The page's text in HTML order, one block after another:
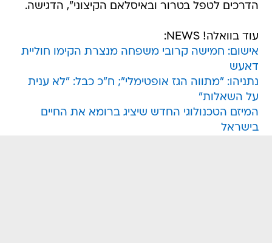
הדרכים לטפל בטרור ובאיסלאם הקיצוני", הדגישה.
עוד בוואלה! NEWS:
אישום: חמישה קרובי משפחה מנצרת הקימו חוליית
דאעש
נתניהו: "מתווה הגז אופטימלי"; ח"כ כבל: "לא ענית
על השאלות"
המיזם הטכנולוגי החדש שיציג ברומא את החיים
בישראל